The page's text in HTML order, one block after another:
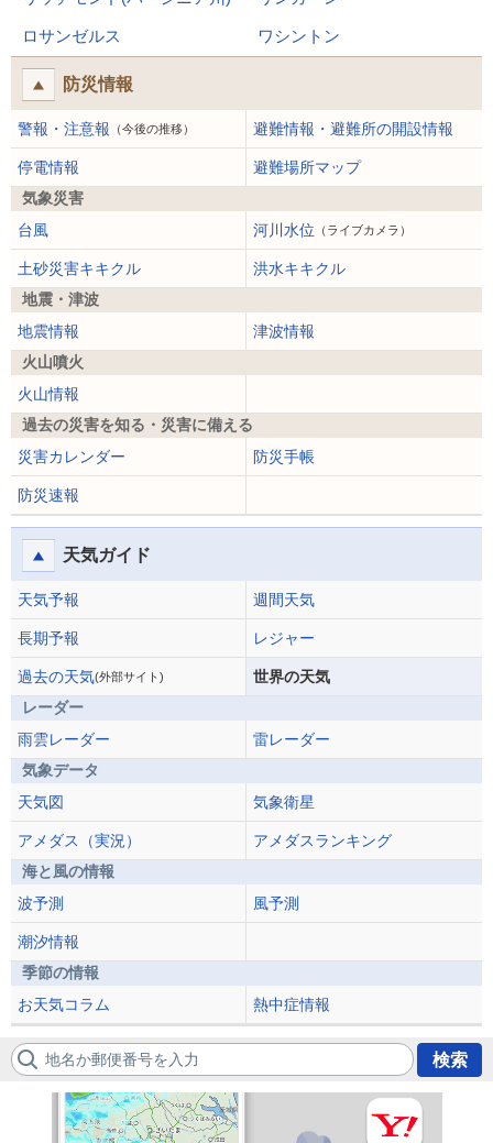
ロサンゼルス ワシントン
防災情報
警報・注意報 （今後の推移） 避難情報・避難所の開設情報
停電情報
避難場所マップ
気象災害
台風
河川水位 （ライブカメラ）
土砂災害キキクル
洪水キキクル
地震・津波
地震情報
津波情報
火山噴火
火山情報
過去の災害を知る・災害に備える
災害カレンダー
防災手帳
防災速報
天気ガイド
天気予報 週間天気
長期予報 レジャー
過去の天気(外部サイト)
世界の天気
レーダー
雨雲レーダー
雷レーダー
気象データ
天気図
気象衛星
アメダス（実況）
アメダスランキング
海と風の情報
波予測
風予測
潮汐情報
季節の情報
お天気コラム
熱中症情報
地名か郵便番号を入力 検索